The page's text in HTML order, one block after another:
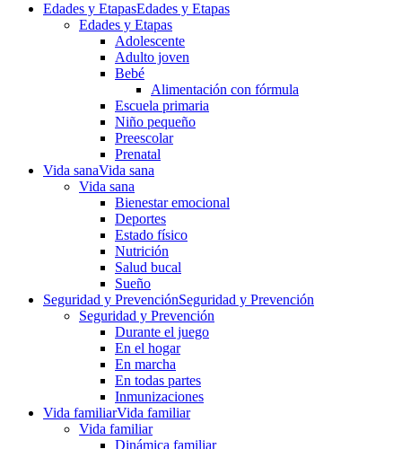
Edades y EtapasEdades y Etapas
Edades y Etapas
Adolescente
Adulto joven
Bebé
Alimentación con fórmula
Escuela primaria
Niño pequeño
Preescolar
Prenatal
Vida sanaVida sana
Vida sana
Bienestar emocional
Deportes
Estado físico
Nutrición
Salud bucal
Sueño
Seguridad y PrevenciónSeguridad y Prevención
Seguridad y Prevención
Durante el juego
En el hogar
En marcha
En todas partes
Inmunizaciones
Vida familiarVida familiar
Vida familiar
Dinámica familiar